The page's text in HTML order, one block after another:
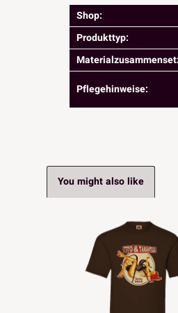
Shop:
Produkttyp:
Pflegehinweise:
You might also like